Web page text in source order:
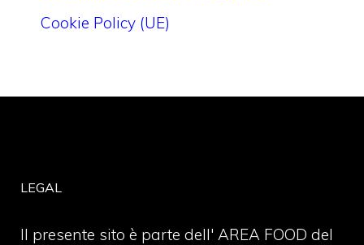
Cookie Policy (UE)
LEGAL
Il presente sito è parte dell' AREA FOOD del